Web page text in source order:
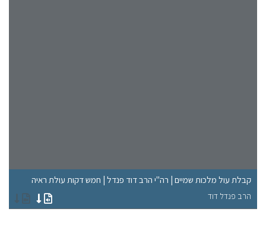
קבלת עול מלכות שמיים | רה"י הרב דוד פנדל | חמש דקות עולת ראיה
הרב פנדל דוד